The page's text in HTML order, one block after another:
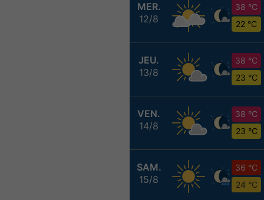
MER.
12/8
38 °C
22 °C
JEU.
13/8
38 °C
23 °C
VEN.
14/8
38 °C
23 °C
SAM.
15/8
36 °C
24 °C